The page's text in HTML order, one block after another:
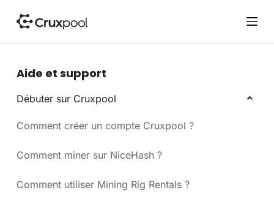
s
Aide et support
Débuter sur Cruxpool
Comment créer un compte Cruxpool ?
Comment miner sur NiceHash ?
Comment utiliser Mining Rig Rentals ?